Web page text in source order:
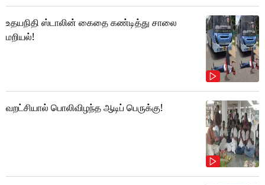
உதயநிதி ஸ்டாலின் கைதை கண்டித்து சாலை
மறியல்!
வறட்சியால் பொலிவிழந்த ஆடிப் பெருக்கு!